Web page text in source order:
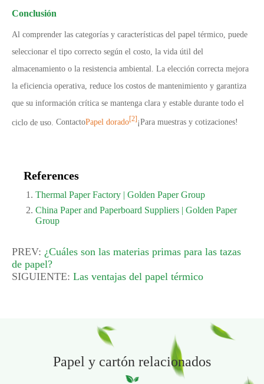
Conclusión
Al comprender las categorías y características del papel térmico, puede
seleccionar el tipo correcto según el costo, la vida útil del
almacenamiento o la resistencia ambiental. La elección correcta mejora
la eficiencia operativa, reduce los costos de mantenimiento y garantiza
que su información crítica se mantenga clara y estable durante todo el
ciclo de uso. ContactoPapel dorado [2] ¡Para muestras y cotizaciones!
References
Thermal Paper Factory | Golden Paper Group
China Paper and Paperboard Suppliers | Golden Paper
Group
PREV: ¿Cuáles son las materias primas para las tazas
de papel?
SIGUIENTE: Las ventajas del papel térmico
Papel y cartón relacionados